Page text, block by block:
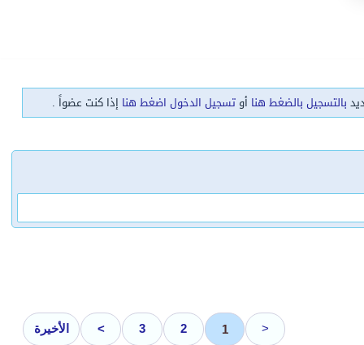
بالتسجيل بالضغط هنا أوتسجيل الدخول اضغط هنا إذا كنت عضواً .
<
1
2
3
> الأخيرة